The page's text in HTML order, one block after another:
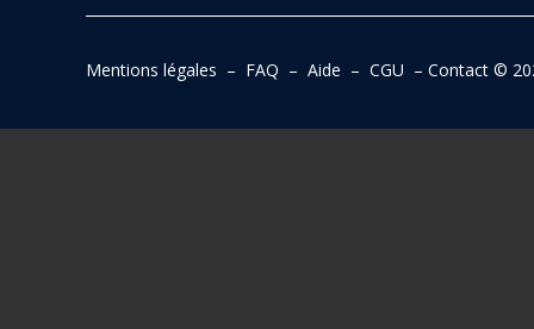
Mentions légales – FAQ – Aide – CGU – Contact©